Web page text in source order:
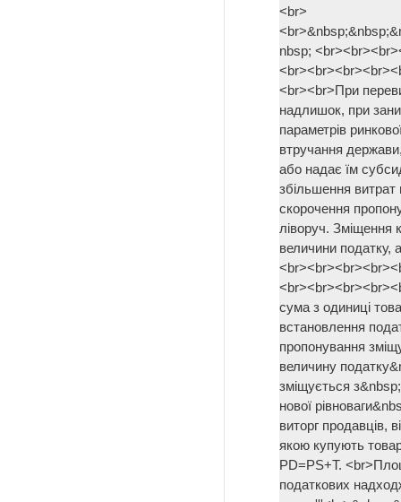
<br>
nbsp;
<br><br>При
надлишок, при
параметрів
втручання
або надає їм
збільшення
скорочення
ліворуч. Зміщення
величини податку,
сума з одиниці
встановлення
пропонування
величину
зміщується
нової
виторг продавців,
якою купують
PD=PS+Т.
податкових